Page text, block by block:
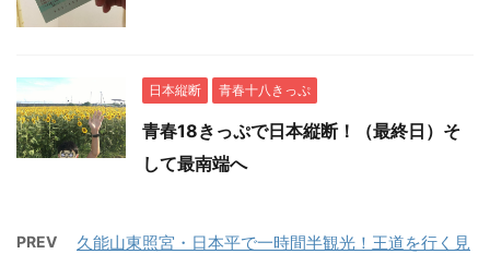
日本縦断 青春十八きっぷ
青春18きっぷで日本縦断！（最終日）そ
して最南端へ
PREV
久能山東照宮・日本平で一時間半観光！王道を行く見